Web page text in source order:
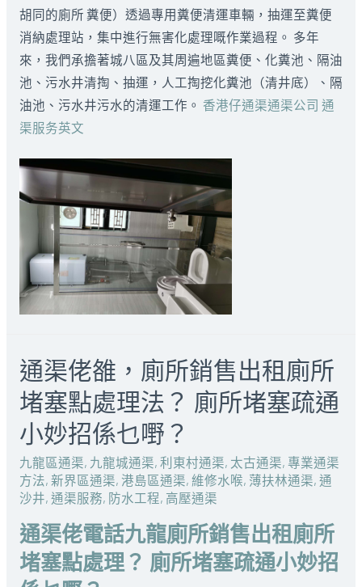
胡同的廁所 糞便）透過專用糞便清運車輛，抽運至糞便
消納處理站，集中進行無害化處理嘅作業過程。 多年
來，我們承擔著城八區及其周遍地區糞便、化糞池、隔油
池、污水井清掏、抽運，人工掏挖化糞池（清井底）、隔
油池、污水井污水的清運工作。 香港仔通渠通渠公司 通
渠服务英文
通渠佬雒，廁所銷售出租廁所
堵塞點處理法？ 廁所堵塞疏通
小妙招係乜嘢？
九龍區通渠, 九龍城通渠, 利東村通渠, 太古通渠, 專業通渠
方法, 新界區通渠, 港島區通渠, 維修水喉, 薄扶林通渠, 通
沙井, 通渠服務, 防水工程, 高壓通渠
通渠佬電話九龍廁所銷售出租廁所
堵塞點處理？ 廁所堵塞疏通小妙招